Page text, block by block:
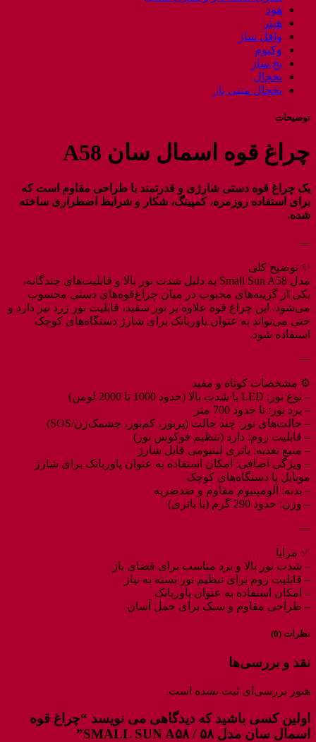
هود
هیتر
وافل ساز
وکیوم
یخ ساز
یخچال
یخچال مینی بار
توضیحات
چراغ قوه اسمال سان A58
یک چراغ قوه دستی شارژی و قدرتمند با طراحی مقاوم است که
برای استفاده روزمره، کمپینگ، شکار و شرایط اضطراری ساخته
شده.
—
✨ توضیح کلی
مدل Small Sun A58 به دلیل شدت نور بالا و قابلیت‌های چندگانه،
یکی از گزینه‌های محبوب در میان چراغ‌قوه‌های دستی محسوب
می‌شود. این چراغ قوه علاوه بر نور سفید، قابلیت نور زرد نیز دارد و
حتی می‌تواند به عنوان پاوربانک برای شارژ دستگاه‌های کوچک
استفاده شود.
—
⚙️ مشخصات کوتاه و مفید
– نوع نور: LED با شدت بالا (حدود 1000 تا 2000 لومن)
– برد نور: تا حدود 700 متر
– حالت‌های نور: چند حالت (پرنور، کم‌نور، چشمک‌زن/SOS)
– قابلیت زوم: دارد (تنظیم فوکوس نور)
– منبع تغذیه: باتری لیتیومی قابل شارژ
– ویژگی اضافی: امکان استفاده به عنوان پاوربانک برای شارژ
موبایل یا دستگاه‌های کوچک
– بدنه: آلومینیوم مقاوم و ضدضربه
– وزن: حدود 290 گرم (با باتری)
—
✅ مزایا
– شدت نور بالا و برد مناسب برای فضای باز
– قابلیت زوم برای تنظیم نور بسته به نیاز
– امکان استفاده به عنوان پاوربانک
– طراحی مقاوم و سبک برای حمل آسان
نظرات (0)
نقد و بررسی‌ها
هنوز بررسی‌ای ثبت نشده است.
اولین کسی باشید که دیدگاهی می نویسد “چراغ قوه
اسمال سان مدل ۵۸ / SMALL SUN A۵۸”